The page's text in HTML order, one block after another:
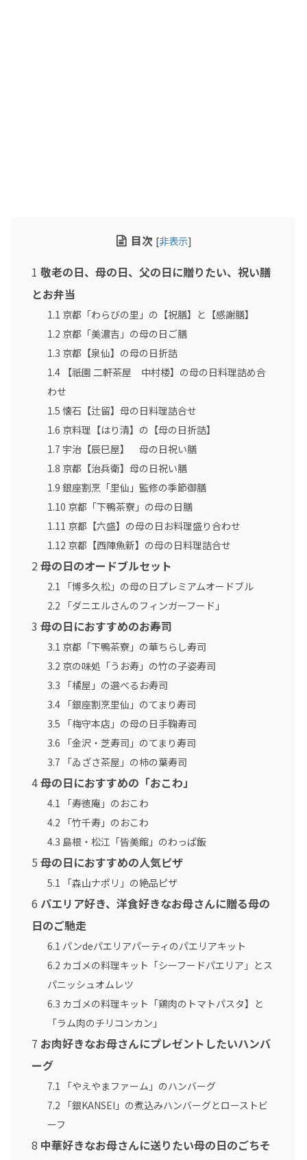
目次 [非表示]
1 敬老の日、母の日、父の日に贈りたい、祝い膳
とお弁当
1.1 京都「わらびの里」の【祝膳】と【感謝膳】
1.2 京都「美濃吉」の母の日ご膳
1.3 京都【泉仙】の母の日折詰
1.4【祇園 二軒茶屋 中村楼】の母の日料理詰め合
わせ
1.5 懐石【辻留】母の日料理詰合せ
1.6 京料理【はり清】の【母の日折詰】
1.7 宇治【辰巳屋】 母の日祝い膳
1.8 京都【治兵衛】母の日祝い膳
1.9 銀座割烹「里仙」監修の季節御膳
1.10 京都「下鴨茶寮」の母の日膳
1.11 京都【六盛】の母の日お料理盛り合わせ
1.12 京都【西陣魚新】の母の日料理詰合せ
2母の日のオードブルセット
2.1 「博多久松」の母の日プレミアムオードブル
2.2 「ダニエルさんのフィンガーフード」
3 母の日におすすめのお寿司
3.1 京都「下鴨茶寮」の華ちらし寿司
3.2 京の味処「うお寿」の竹の子姿寿司
3.3 「橘屋」の選べるお寿司
3.4「銀座割烹里仙」のてまり寿司
3.5 「梅守本店」の母の日手鞠寿司
3.6 「金沢・芝寿司」のてまり寿司
3.7 「ゐざさ茶屋」の柿の葉寿司
4母の日におすすめの「おこわ」
4.1 「寿徳庵」のおこわ
4.2 「竹千寿」のおこわ
4.3 島根・松江「皆美館」のわっぱ飯
5 母の日におすすめの人気ピザ
5.1 「森山ナポリ」の絶品ピザ
6 パエリア好き、洋食好きなお母さんに贈る母の
日のご馳走
6.1 パンdeパエリアパーティのパエリアキット
6.2 カゴメの料理キット「シーフードパエリア」とス
パニッシュオムレツ
6.3 カゴメの料理キット「鶏肉のトマトパスタ】と
「ラム肉のチリコンカン」
7 お肉好きなお母さんにプレゼントしたいハンバ
ーグ
7.1 「やえやまファーム」のハンバーグ
7.2 「銀KANSEI」の煮込みハンバーグとローストビ
ーフ
8 中華好きなお母さんに送りたい母の日のごちそ